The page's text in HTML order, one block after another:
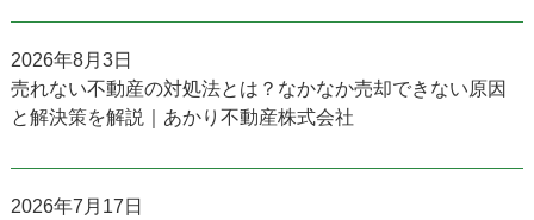
2026年8月3日
売れない不動産の対処法とは？なかなか売却できない原因
と解決策を解説｜あかり不動産株式会社
2026年7月17日